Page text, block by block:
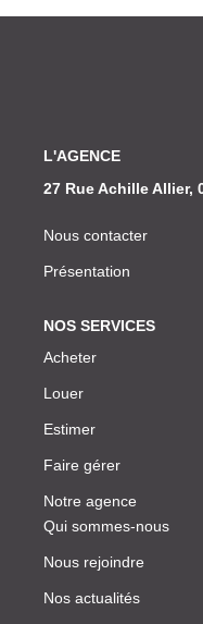
L'AGENCE
27 Rue Achille Allier,
Nous contacter
Présentation
NOS SERVICES
Acheter
Louer
Estimer
Faire gérer
Notre agence
Qui sommes-nous
Nous rejoindre
Nos actualités